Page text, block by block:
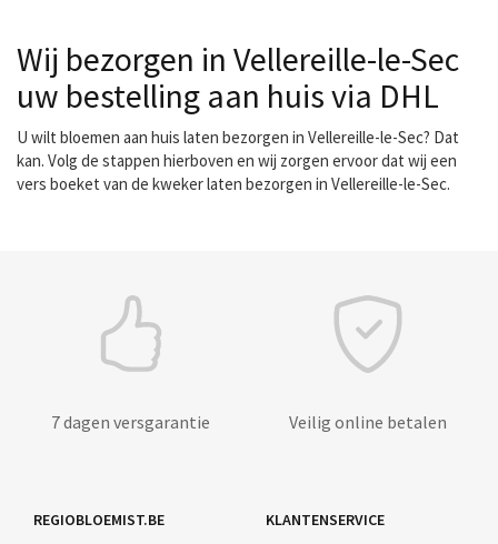
Wij bezorgen in Vellereille-le-Sec
uw bestelling aan huis via DHL
U wilt bloemen aan huis laten bezorgen in Vellereille-le-Sec? Dat
kan. Volg de stappen hierboven en wij zorgen ervoor dat wij een
vers boeket van de kweker laten bezorgen in Vellereille-le-Sec.
7 dagen versgarantie Veilig online betalen
REGIOBLOEMIST.BE KLANTENSERVICE